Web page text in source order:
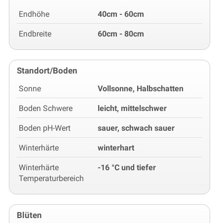
Endhöhe 40cm - 60cm
Endbreite 60cm - 80cm
Standort/Boden
Sonne Vollsonne, Halbschatten
Boden Schwere leicht, mittelschwer
Boden pH-Wert sauer, schwach sauer
Winterhärte winterhart
Winterhärte
Temperaturbereich
-16 °C und tiefer
Blüten